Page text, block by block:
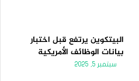
البيتكوين يرتفع قبل اختبار
بيانات الوظائف الأمريكية
سبتمبر 5, 2025